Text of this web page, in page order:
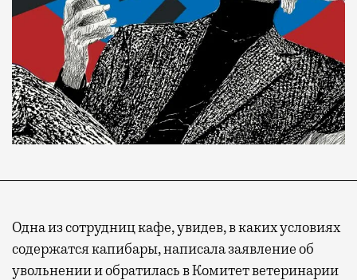
Одна из сотрудниц кафе, увидев, в каких условиях
содержатся капибары, написала заявление об
увольнении и обратилась в Комитет ветеринарии